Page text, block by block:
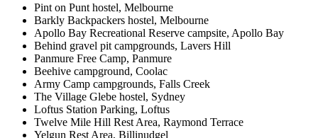
Pint on Punt hostel, Melbourne
Barkly Backpackers hostel, Melbourne
Apollo Bay Recreational Reserve campsite, Apollo Bay
Behind gravel pit campgrounds, Lavers Hill
Panmure Free Camp, Panmure
Beehive campground, Coolac
Army Camp campgrounds, Falls Creek
The Village Glebe hostel, Sydney
Loftus Station Parking, Loftus
Twelve Mile Hill Rest Area, Raymond Terrace
Yelgun Rest Area, Billinudgel